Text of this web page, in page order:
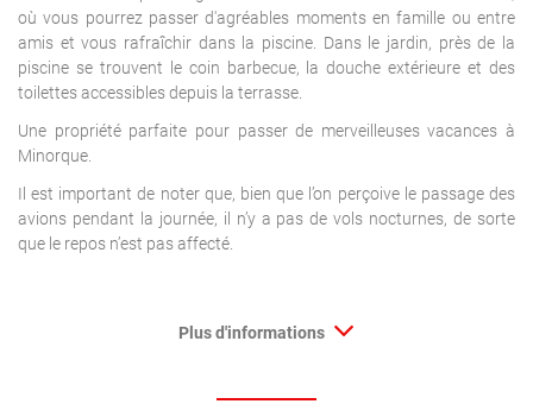
où vous pourrez passer d'agréables moments en famille ou entre
amis et vous rafraîchir dans la piscine. Dans le jardin, près de la
piscine se trouvent le coin barbecue, la douche extérieure et des
toilettes accessibles depuis la terrasse.
Une propriété parfaite pour passer de merveilleuses vacances à
Minorque.
Il est important de noter que, bien que l’on perçoive le passage des
avions pendant la journée, il n’y a pas de vols nocturnes, de sorte
que le repos n’est pas affecté.
Plus d'informations